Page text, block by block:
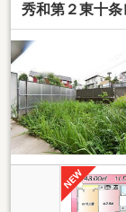
秀和第２東十